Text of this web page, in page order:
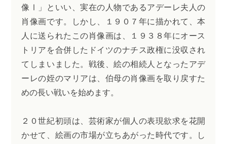
像Ⅰ」といい、実在の人物であるアデーレ夫人の
肖像画です。しかし、１９０７年に描かれて、本
人に送られたこの肖像画は、１９３８年にオース
トリアを合併したドイツのナチス政権に没収され
てしまいました。戦後、絵の相続人となったアデ
ーレの姪のマリアは、伯母の肖像画を取り戻すた
めの長い戦いを始めます。
２０世紀初頭は、芸術家が個人の表現欲求を花開
かせて、絵画の市場が立ちあがった時代です。し